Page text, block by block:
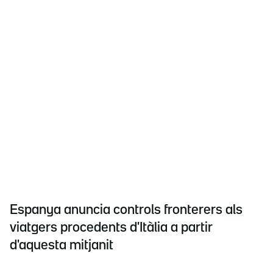
Espanya anuncia controls fronterers als
viatgers procedents d'Itàlia a partir
d'aquesta mitjanit